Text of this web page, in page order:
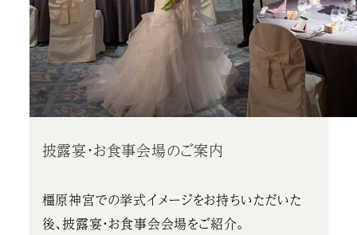
披露宴・お食事会場のご案内
橿原神宮での挙式イメージをお持ちいただいた
後、披露宴・お食事会会場をご紹介。